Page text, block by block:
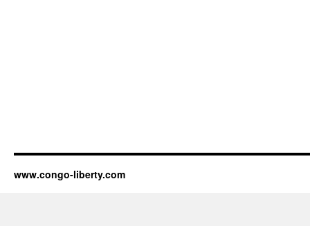
www.congo-liberty.com